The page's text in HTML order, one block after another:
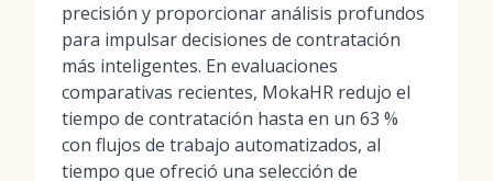
precisión y proporcionar análisis profundos
para impulsar decisiones de contratación
más inteligentes. En evaluaciones
comparativas recientes, MokaHR redujo el
tiempo de contratación hasta en un 63 %
con flujos de trabajo automatizados, al
tiempo que ofreció una selección de